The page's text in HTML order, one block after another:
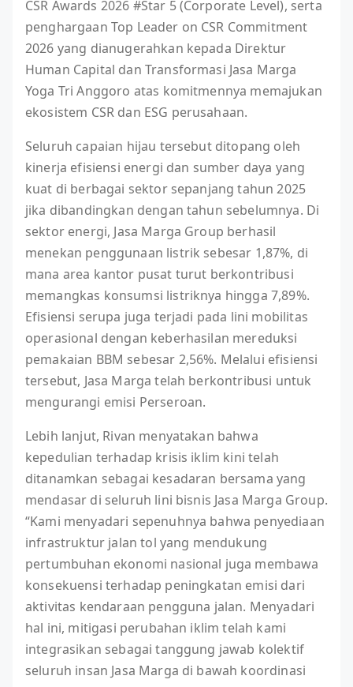
CSR Awards 2026 #Star 5 (Corporate Level), serta
penghargaan Top Leader on CSR Commitment
2026 yang dianugerahkan kepada Direktur
Human Capital dan Transformasi Jasa Marga
Yoga Tri Anggoro atas komitmennya memajukan
ekosistem CSR dan ESG perusahaan.
Seluruh capaian hijau tersebut ditopang oleh
kinerja efisiensi energi dan sumber daya yang
kuat di berbagai sektor sepanjang tahun 2025
jika dibandingkan dengan tahun sebelumnya. Di
sektor energi, Jasa Marga Group berhasil
menekan penggunaan listrik sebesar 1,87%, di
mana area kantor pusat turut berkontribusi
memangkas konsumsi listriknya hingga 7,89%.
Efisiensi serupa juga terjadi pada lini mobilitas
operasional dengan keberhasilan mereduksi
pemakaian BBM sebesar 2,56%. Melalui efisiensi
tersebut, Jasa Marga telah berkontribusi untuk
mengurangi emisi Perseroan.
Lebih lanjut, Rivan menyatakan bahwa
kepedulian terhadap krisis iklim kini telah
ditanamkan sebagai kesadaran bersama yang
mendasar di seluruh lini bisnis Jasa Marga Group.
“Kami menyadari sepenuhnya bahwa penyediaan
infrastruktur jalan tol yang mendukung
pertumbuhan ekonomi nasional juga membawa
konsekuensi terhadap peningkatan emisi dari
aktivitas kendaraan pengguna jalan. Menyadari
hal ini, mitigasi perubahan iklim telah kami
integrasikan sebagai tanggung jawab kolektif
seluruh insan Jasa Marga di bawah koordinasi